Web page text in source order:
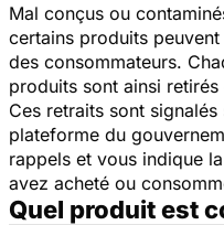
Mal conçus ou
certains produits
des consommateurs.
produits sont ainsi retirés
Ces retraits sont
plateforme du
rappels et vous indique
avez acheté ou
Quel produit est